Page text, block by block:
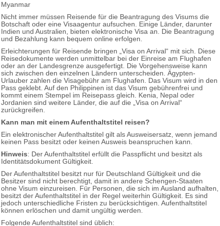
Myanmar
Nicht immer müssen Reisende für die Beantragung des Visums die
Botschaft oder eine Visaagentur aufsuchen. Einige Länder, darunter
Indien und Australien, bieten elektronische Visa an. Die Beantragung
und Bezahlung kann bequem online erfolgen.
Erleichterungen für Reisende bringen „Visa on Arrival“ mit sich. Diese
Reisedokumente werden unmittelbar bei der Einreise am Flughafen
oder an der Landesgrenze ausgefertigt. Die Vorgehensweise kann
sich zwischen den einzelnen Ländern unterscheiden. Ägypten-
Urlauber zahlen die Visagebühr am Flughafen. Das Visum wird in den
Pass geklebt. Auf den Philippinen ist das Visum gebührenfrei und
kommt einem Stempel im Reisepass gleich. Kenia, Nepal oder
Jordanien sind weitere Länder, die auf die „Visa on Arrival“
zurückgreifen.
Kann man mit einem Aufenthaltstitel reisen?
Ein elektronischer Aufenthaltstitel gilt als Ausweisersatz, wenn jemand
keinen Pass besitzt oder keinen Ausweis beanspruchen kann.
Hinweis: Der Aufenthaltstitel erfüllt die Passpflicht und besitzt als
Identitätsdokument Gültigkeit.
Der Aufenthaltstitel besitzt nur für Deutschland Gültigkeit und die
Besitzer sind nicht berechtigt, damit in andere Schengen-Staaten
ohne Visum einzureisen. Für Personen, die sich im Ausland aufhalten,
besitzt der Aufenthaltstitel in der Regel weiterhin Gültigkeit. Es sind
jedoch unterschiedliche Fristen zu berücksichtigen. Aufenthaltstitel
können erlöschen und damit ungültig werden.
Folgende Aufenthaltstitel sind üblich: